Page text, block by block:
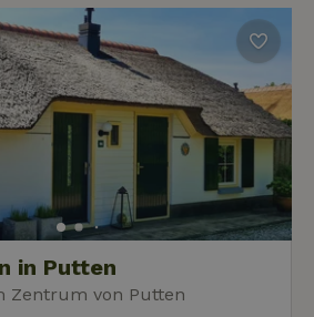
in Putten
Zentrum von Putten
www.naturhaeuschen.de
www.naturhaeuschen.de